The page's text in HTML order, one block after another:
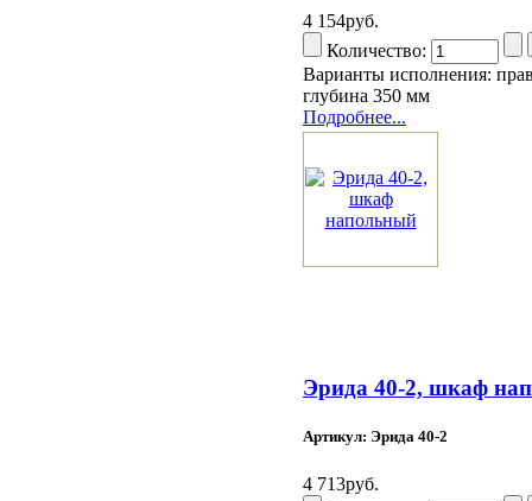
4 154руб.
Количество:
Варианты исполнения:
глубина 350 мм
Подробнее...
Эрида 40-2, шкаф
Артикул: Эрида 40-2
4 713руб.